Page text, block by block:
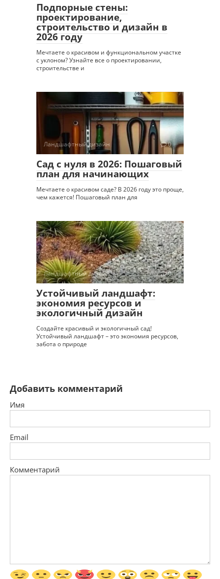
Подпорные стены:
проектирование,
строительство и дизайн в
2026 году
Мечтаете о красивом и функциональном участке
с уклоном? Узнайте все о проектировании,
строительстве и
Ландшафтный дизайн 0
Сад с нуля в 2026: Пошаговый
план для начинающих
Мечтаете о красивом саде? В 2026 году это проще,
чем кажется! Пошаговый план для
Ландшафтный дизайн 0
Устойчивый ландшафт:
экономия ресурсов и
экологичный дизайн
Создайте красивый и экологичный сад!
Устойчивый ландшафт – это экономия ресурсов,
забота о природе
Добавить комментарий
Имя
Email
Комментарий